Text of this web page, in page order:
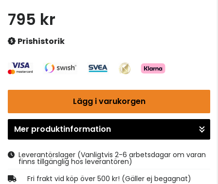
795 kr
Prishistorik
Lägg i varukorgen
Gå till kassan
Mer produktinformation
Leverantörslager (Vanligtvis 2-6 arbetsdagar om varan
finns tillgänglig hos leverantören)
Fri frakt vid köp över 500 kr! (Gäller ej begagnat)